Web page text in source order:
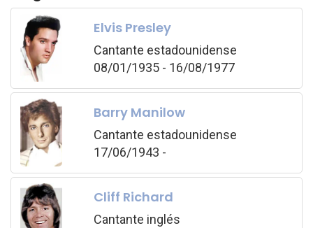
Elvis Presley
Cantante estadounidense
08/01/1935 - 16/08/1977
Barry Manilow
Cantante estadounidense
17/06/1943 -
Cliff Richard
Cantante inglés